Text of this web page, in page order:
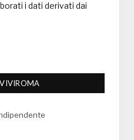
i dati derivati dai